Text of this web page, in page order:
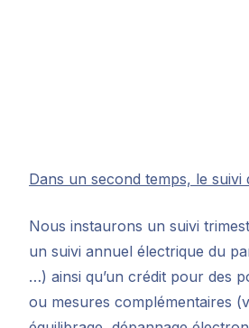
Dans un second temps, le suivi
Nous instaurons un suivi
un suivi annuel électrique du
…) ainsi qu’un crédit pour des
ou mesures complémentaires